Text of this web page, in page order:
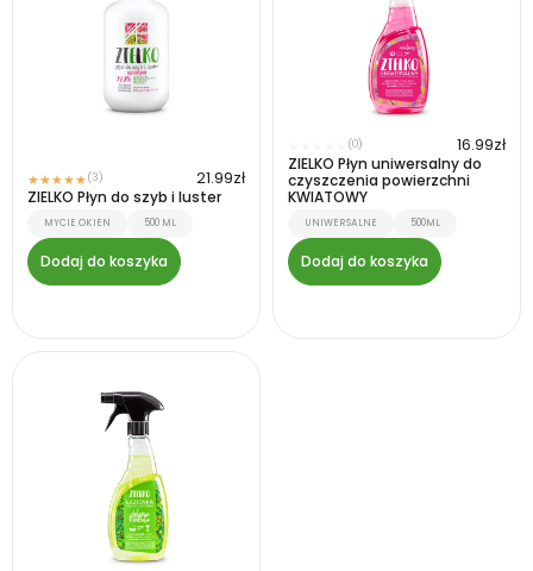
★★★★★(3) 21.99zł
ZIELKO Płyn do szyb i luster
MYCIE OKIEN 500 ML
Dodaj do koszyka
(0) 16.99zł
ZIELKO Płyn uniwersalny do
czyszczenia powierzchni
KWIATOWY
UNIWERSALNE 500ML
Dodaj do koszyka